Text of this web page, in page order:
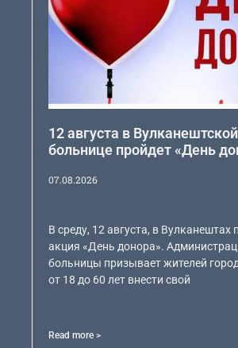
12 августа в Вулканештской
больнице пройдет «День
07.08.2026
В среду, 12 августа, в Вулканештах
акция «День донора».
больницы призывает жителей
от 18 до 60 лет внести свой
Read more >